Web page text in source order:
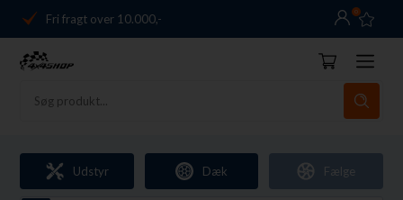
Fri fragt over 10.000,-
Danmarks førende
14 dages returret
Fri fragt over 10.000,-
0
Udstyr Dæk Fælge